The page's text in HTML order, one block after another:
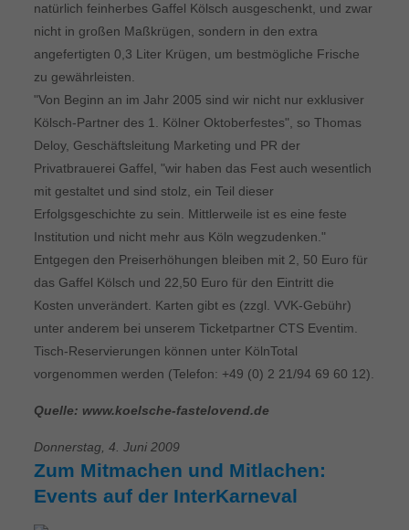
natürlich feinherbes Gaffel Kölsch ausgeschenkt, und zwar
nicht in großen Maßkrügen, sondern in den extra
angefertigten 0,3 Liter Krügen, um bestmögliche Frische
zu gewährleisten.
"Von Beginn an im Jahr 2005 sind wir nicht nur exklusiver
Kölsch-Partner des 1. Kölner Oktoberfestes", so Thomas
Deloy, Geschäftsleitung Marketing und PR der
Privatbrauerei Gaffel, "wir haben das Fest auch wesentlich
mit gestaltet und sind stolz, ein Teil dieser
Erfolgsgeschichte zu sein. Mittlerweile ist es eine feste
Institution und nicht mehr aus Köln wegzudenken."
Entgegen den Preiserhöhungen bleiben mit 2, 50 Euro für
das Gaffel Kölsch und 22,50 Euro für den Eintritt die
Kosten unverändert. Karten gibt es (zzgl. VVK-Gebühr)
unter anderem bei unserem Ticketpartner CTS Eventim.
Tisch-Reservierungen können unter KölnTotal
vorgenommen werden (Telefon: +49 (0) 2 21/94 69 60 12).
Quelle: www.koelsche-fastelovend.de
Donnerstag, 4. Juni 2009
Zum Mitmachen und Mitlachen:
Events auf der InterKarneval